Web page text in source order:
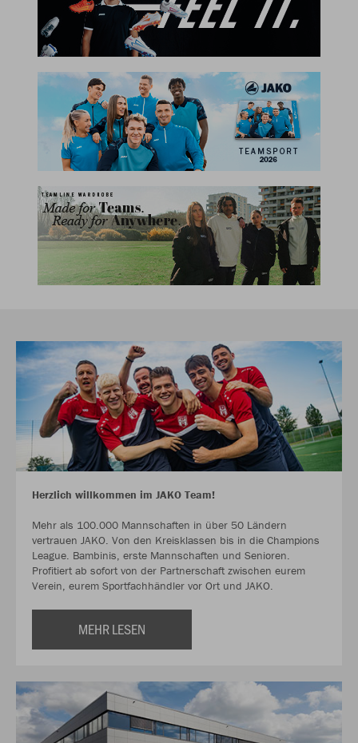
Herzlich willkommen im JAKO Team!
Mehr als 100.000 Mannschaften in über 50 Ländern
vertrauen JAKO. Von den Kreisklassen bis in die Champions
League. Bambinis, erste Mannschaften und Senioren.
Profitiert ab sofort von der Partnerschaft zwischen eurem
Verein, eurem Sportfachhändler vor Ort und JAKO.
MEHR LESEN